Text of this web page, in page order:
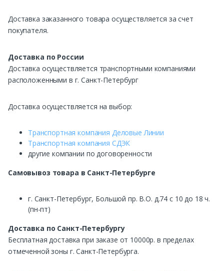
Доставка заказанного товара осуществляется за счет
покупателя.
Доставка по России
Доставка осуществляется транспортными компаниями
расположенными в г. Санкт-Петербург
Доставка осуществляется на выбор:
Транспортная компания Деловые Линии
Транспортная компания СДЭК
другие компании по договоренности
Самовывоз товара в Санкт-Петербурге
г. Санкт-Петербург, Большой пр. В.О. д.74 с 10 до 18 ч.
(пн-пт)
Доставка по Санкт-Петербургу
Бесплатная доставка при заказе от 10000р. в пределах
отмеченной зоны г. Санкт-Петербурга.